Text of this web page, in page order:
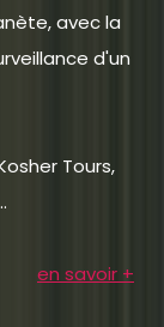
avec la
d'un
Tours,
en savoir +